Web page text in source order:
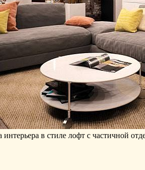
интерьера в стиле лофт с частичной